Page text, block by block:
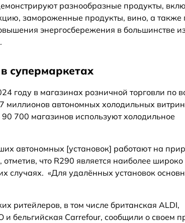
разнообразные продукты,
замороженные продукты, вино, а также
энергосбережения в большинстве
супермаркетах
году в магазинах розничной торговли по
миллионов автономных холодильных
700 магазинов используют холодильное
автономных [установок] работают на
что R290 является наиболее широко
случаях. «Для удалённых установок
ритейлеров, в том числе британская ALDI,
и бельгийская Carrefour, сообщили о своем